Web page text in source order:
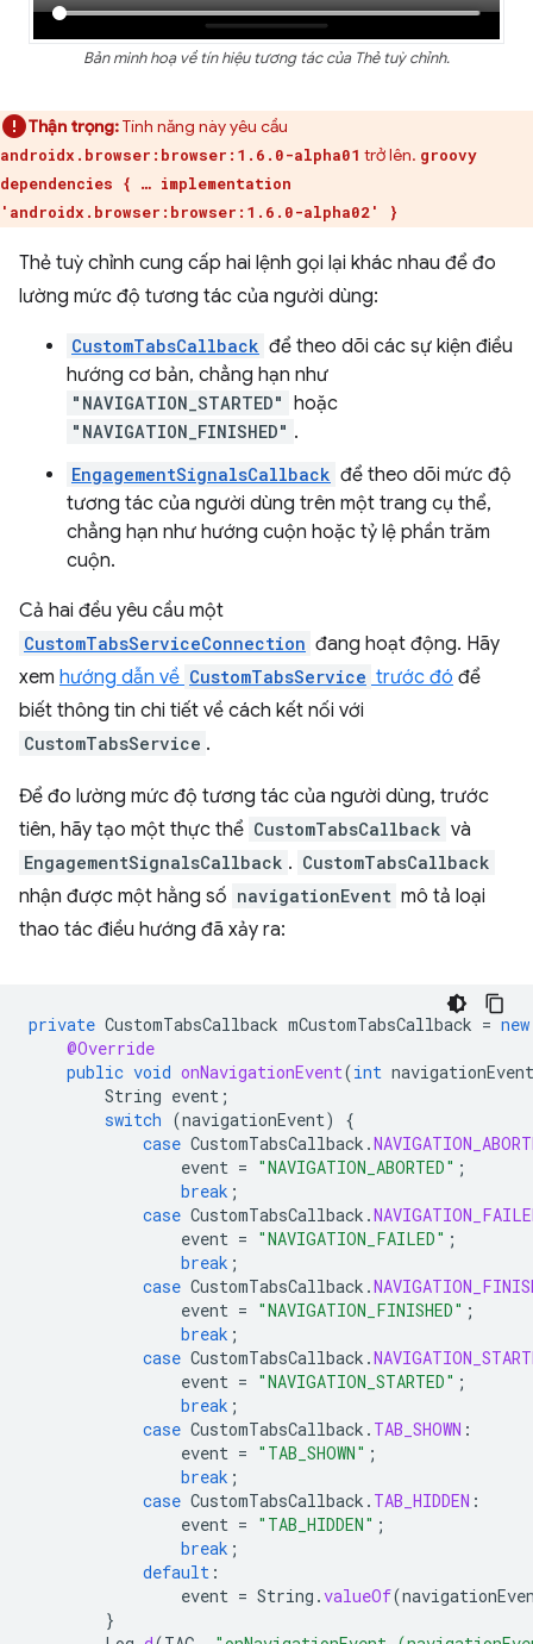
Bản minh hoạ về tín hiệu tương tác của Thẻ tuỳ chỉnh.
Thận trọng:Tính năng này yêu cầu
androidx.browser:browser:1.6.0-alpha01 trở lên. groovy
dependencies { … implementation
'androidx.browser:browser:1.6.0-alpha02' }
Thẻ tuỳ chỉnh cung cấp hai lệnh gọi lại khác nhau để đo
lường mức độ tương tác của người dùng:
CustomTabsCallback để theo dõi các sự kiện điều
hướng cơ bản, chẳng hạn như
"NAVIGATION_STARTED" hoặc
"NAVIGATION_FINISHED" .
EngagementSignalsCallback để theo dõi mức độ
tương tác của người dùng trên một trang cụ thể,
chẳng hạn như hướng cuộn hoặc tỷ lệ phần trăm
cuộn.
Cả hai đều yêu cầu một
CustomTabsServiceConnection đang hoạt động. Hãy
xem hướng dẫn về CustomTabsService trước đó để
biết thông tin chi tiết về cách kết nối với
CustomTabsService .
Để đo lường mức độ tương tác của người dùng, trước
tiên, hãy tạo một thực thể CustomTabsCallback và
EngagementSignalsCallback . CustomTabsCallback
nhận được một hằng số navigationEvent mô tả loại
thao tác điều hướng đã xảy ra:
private CustomTabsCallback mCustomTabsCallback = new
@Override
public void onNavigationEvent(int navigationEvent
String event ;
switch (navigationEvent)
{
case CustomTabsCallback .
event = "NAVIGATION_ABORTED" ;
break ;
case CustomTabsCallback .
event = "NAVIGATION_FAILED" ;
break ;
case CustomTabsCallback .
event = "NAVIGATION_FINISHED" ;
break ;
case CustomTabsCallback .
event = "NAVIGATION_STARTED" ;
break ;
case CustomTabsCallback . TAB_SHOWN :
event = "TAB_SHOWN" ;
break ;
case CustomTabsCallback . TAB_HIDDEN :
event = "TAB_HIDDEN" ;
break ;
default :
event = String .valueOf(
}